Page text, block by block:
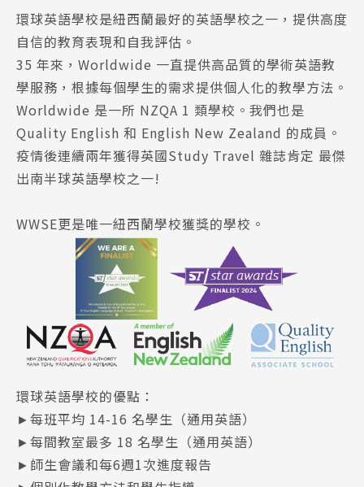
環球英語學校是紐西蘭最好的英語學校之一，提供高度
自信的教育表現和自我評估。
35 年來，Worldwide 一直提供高品質的學術英語教
學服務，根據每個學生的需求提供個人化的教學方法。
Worldwide 是一所 NZQA 1 類學校。我們也是
Quality English 和 English New Zealand 的成員。
疫情後連續兩年獲得英國Study Travel 雜誌肯定 最傑
出南半球英語學校之一!
WWSE更是唯一紐西蘭學校獲獎的學校。
環球英語學校的優點：
►每班平均 14-16 名學生（通用英語）
►每間教室最多 18 名學生（通用英語）
►師生會議和每6週1次進度報告